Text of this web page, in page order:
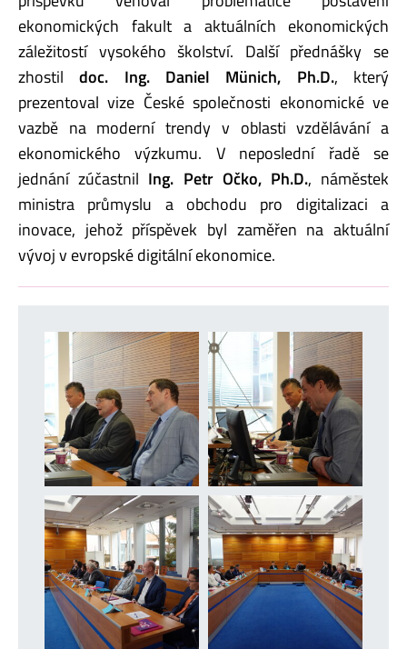
ekonomických fakult a aktuálních ekonomických
záležitostí vysokého školství. Další přednášky se
zhostildoc. Ing. Daniel Münich, Ph.D., který
prezentoval vize České společnosti ekonomické ve
vazbě na moderní trendy v oblasti vzdělávání a
ekonomického výzkumu. V neposlední řadě se
jednání zúčastnil Ing. Petr Očko, Ph.D., náměstek
ministra průmyslu a obchodu pro digitalizaci a
inovace, jehož příspěvek byl zaměřen na aktuální
vývoj v evropské digitální ekonomice.